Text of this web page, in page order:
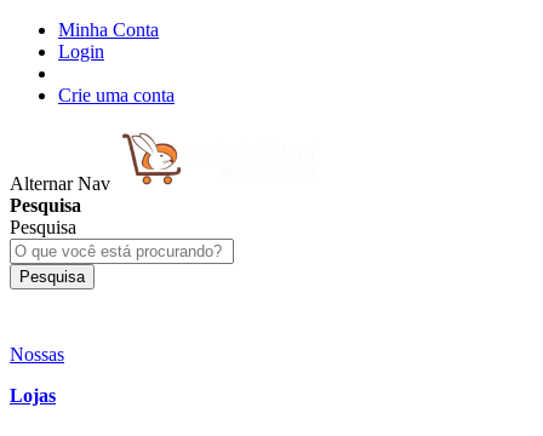
Minha Conta
Login
Crie uma conta
Alternar Nav
Pesquisa
Pesquisa
Pesquisa
Nossas
Lojas